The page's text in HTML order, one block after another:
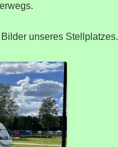
unseres Stellplatzes.